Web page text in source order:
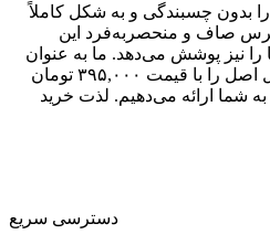
بدون چسبندگی و به شکل کاملاً
صاف و منحصربه‌فرد این
نیز پوشش می‌دهد. ما به عنوان
واردکننده مستقیم، این محصول اصل را با قیمت ۳۹۵,۰۰۰ تومان
به شما ارائه می‌دهیم. لذت خرید
دسترسی سریع